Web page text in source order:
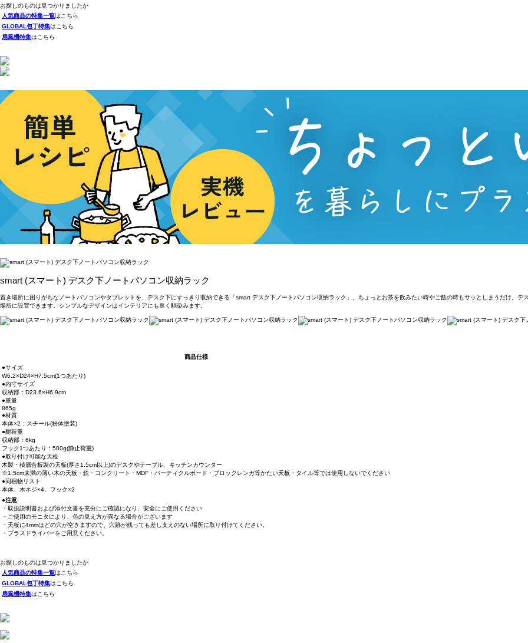
お探しのものは見つかりましたか
人気商品の特集一覧はこちら
GLOBAL包丁特集はこちら
扇風機特集はこちら
smart (スマート) デスク下ノートパソコン収納ラック
置き場所に困りがちなノートパソコンやタブレットを、デスク下にすっきり収納できる「smart デスク下ノートパソコン収納ラック」。ちょっとお茶を飲みたい時やご飯の時もサッとしまうだけ。
場所に設置できます。シンプルなデザインはインテリアにも良く馴染みます。
商品仕様
●サイズ
W6.2×D24×H7.5cm(1つあたり)
●内寸サイズ
収納部：D23.6×H6.9cm
●重量
865g
●材質
本体×2：スチール(粉体塗装)
●耐荷重
収納部：6kg
フック1つあたり：500g(静止荷重)
●取り付け可能な天板
木製・積層合板製の天板(厚さ1.5cm以上)のデスクやテーブル、キッチンカウンター
※1.5cm未満の薄い木の天板・鉄・コンクリート・MDF・パーティクルボード・ブロックレンガ等かたい天板・タイル等では使用しないでください
●同梱物リスト
本体、木ネジ×4、フック×2
●注意
・取扱説明書および添付文書を充分にご確認になり、安全にご使用ください
・ご使用のモニタにより、色の見え方が異なる場合がございます
・天板に4mmほどの穴が空きますので、穴跡が残っても差し支えのない場所に取り付けてください。
・プラスドライバーをご用意ください。
お探しのものは見つかりましたか
人気商品の特集一覧はこちら
GLOBAL包丁特集はこちら
扇風機特集はこちら